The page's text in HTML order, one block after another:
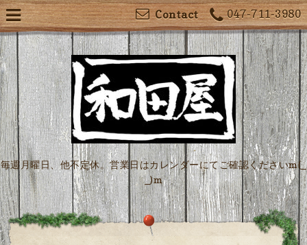
047-711-3980
Contact
毎週月曜日、他不定休。営業日はカレンダーにてご確認くださいm(_
_)m